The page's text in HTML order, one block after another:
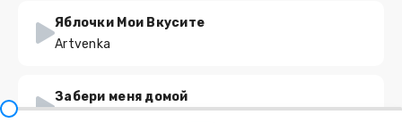
Яблочки Мои Вкусите
Artvenka
Забери меня домой